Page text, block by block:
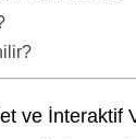
ve İnteraktif